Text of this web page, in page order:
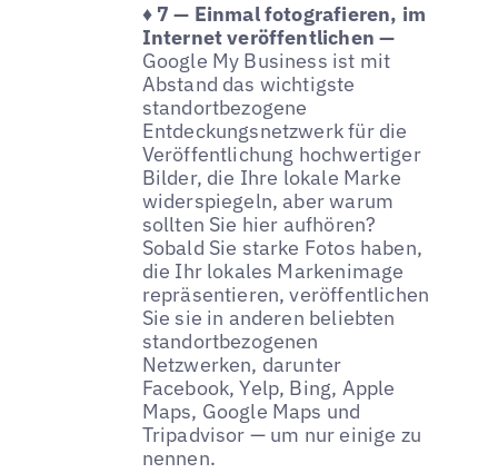
♦ 7 — Einmal fotografieren, im
Internet veröffentlichen —
Google My Business ist mit
Abstand das wichtigste
standortbezogene
Entdeckungsnetzwerk für die
Veröffentlichung hochwertiger
Bilder, die Ihre lokale Marke
widerspiegeln, aber warum
sollten Sie hier aufhören?
Sobald Sie starke Fotos haben,
die Ihr lokales Markenimage
repräsentieren, veröffentlichen
Sie sie in anderen beliebten
standortbezogenen
Netzwerken, darunter
Facebook, Yelp, Bing, Apple
Maps, Google Maps und
Tripadvisor — um nur einige zu
nennen.